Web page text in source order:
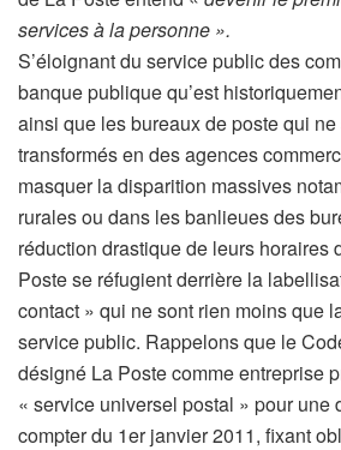
services à la personne ».
S’éloignant du service public des
banque publique qu’est
ainsi que les bureaux de poste qui
transformés en des agences
masquer la disparition massives
rurales ou dans les banlieues des
réduction drastique de leurs horaires
Poste se réfugient derrière la
contact » qui ne sont rien moins que
service public. Rappelons que le
désigné La Poste comme entreprise
« service universel postal » pour une
compter du 1er janvier 2011, fixant